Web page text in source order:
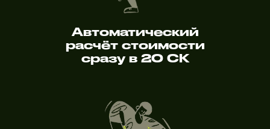
Автоматический
расчёт стоимости
сразу в 20 СК